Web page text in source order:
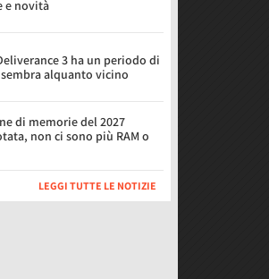
e novità
3 ha un periodo di
alquanto vicino
di memorie del 2027
non ci sono più RAM o
LEGGI TUTTE LE NOTIZIE